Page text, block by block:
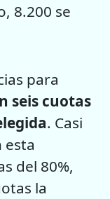
8.200 se
para
seis cuotas
. Casi
esta
del 80%,
la